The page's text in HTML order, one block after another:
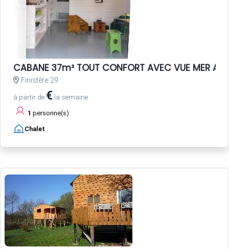
CABANE 37m² TOUT CONFORT AVEC VUE MER A
Finistère 29
à partir de € la semaine
1 personne(s)
Chalet